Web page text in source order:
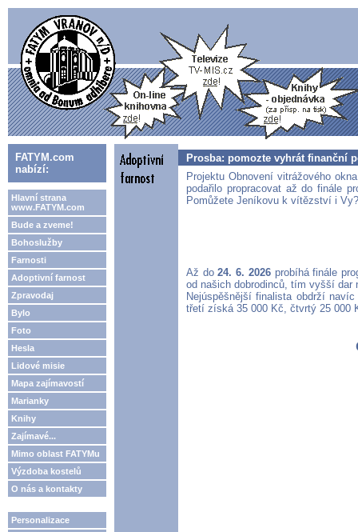
FATYM.com
nabízí:
Hlavní strana
www.FATYM.com
Bude a zveme!
Bohoslužby
Farnosti
Adoptivní farnost
Zpravodaj
Bylo
Foto
Hesla
Lidové misie
Mapa zajímavostí
Marianky
Knihy
Zajímavé...
Mimo oblast FATYMu
Výzdoba kostelů
O nás a kontakty
Personalizace
Prosba: pomozte vyhrát finanční
Projektu Obnovení vitrážového
podařilo propracovat až do finále
Pomůžete Jeníkovu k vítězství i Vy?
Až do24. 6. 2026 probíhá finále
od našich dobrodinců, tím vyšší dar
Nejúspěšnější finalista obdrží
třetí získá 35 000 Kč, čtvrtý 25 000